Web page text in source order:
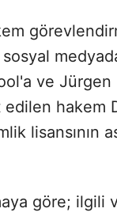
ve Jürgen
hakem
lisansının
göre; ilgili